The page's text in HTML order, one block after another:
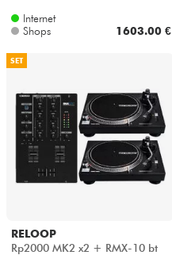
Internet
Shops
1603.00 €
SET
RELOOP
Rp2000 MK2 x2 + RMX-10 bt